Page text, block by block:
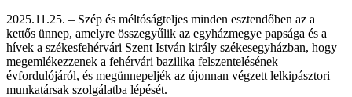
2025.11.25. – Szép és méltóságteljes minden esztendőben az a
kettős ünnep, amelyre összegyűlik az egyházmegye papsága és a
hívek a székesfehérvári Szent István király székesegyházban, hogy
megemlékezzenek a fehérvári bazilika felszentelésének
évfordulójáról, és megünnepeljék az újonnan végzett lelkipásztori
munkatársak szolgálatba lépését.